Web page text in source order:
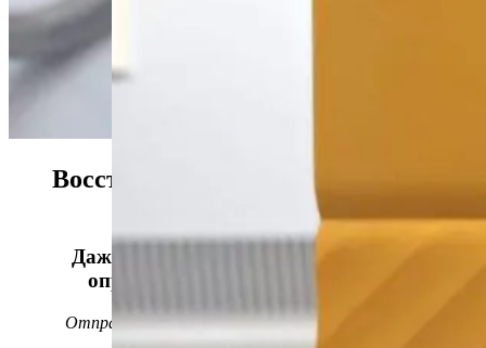
Восстанавливаем данные в 98%
Даже, если носитель информации не
определяется, стучит или пищит.
Отправьте заявку набесплатную